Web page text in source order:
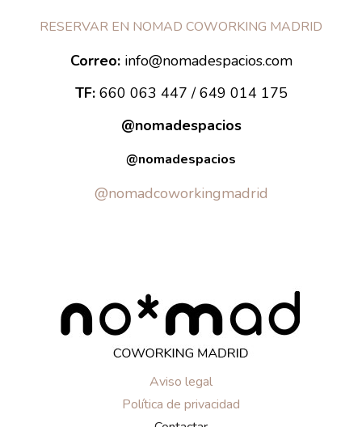
RESERVAR EN NOMAD COWORKING MADRID
Correo: info@nomadespacios.com
TF:660 063 447 / 649 014 175
@nomadespacios
@nomadespacios
@nomadcoworkingmadrid
Aviso legal
Política de privacidad